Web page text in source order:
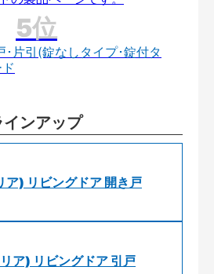
･片引(錠なしタイプ･錠付タ
ンアップ
) リビングドア 開き戸
ア) リビングドア 引戸